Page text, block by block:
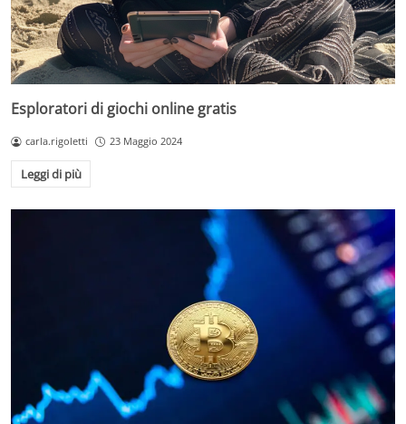
Esploratori di giochi online gratis
carla.rigoletti 23 Maggio 2024
Leggi di più